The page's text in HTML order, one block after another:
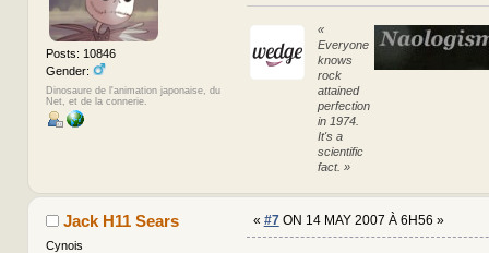
Posts: 10846
Gender:
Dinosaure de l'animation japonaise, du
Net, et de la connerie.
«
Everyone
knows
rock
attained
perfection
in 1974.
It's a
scientific
fact. »
Jack H11 Sears
Cynois
« #7ON 14 MAY 2007 À 6H56 »